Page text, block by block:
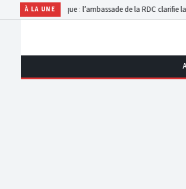
À LA UNE
Belgique : l’ambassade de la RDC clarifie la délivrance